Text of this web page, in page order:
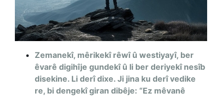
Zemanekî, mêrikekî rêwî û westiyayî, ber
êvarê digihîje gundekî û li ber deriyekî nesîb
disekine. Li derî dixe. Ji jina ku derî vedike
re, bi dengekî giran dibêje: “Ez mêvanê